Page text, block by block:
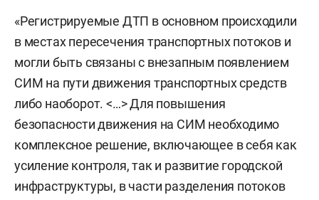
связанную с их использованием, а также
принять ряд мер для обеспечения безопасности
нового транспорта. 27 пунктов дорожной карты
включали в себя мероприятия, охватывающие
конец 2023-го – середину 2024 года, а также
начало 2025-го.
Одному из предписаний дорожной карты
следует, например, постановление
«Регистрируемые ДТП в основном происходили
в местах пересечения транспортных потоков и
могли быть связаны с внезапным появлением
СИМ на пути движения транспортных средств
либо наоборот. <…> Для повышения
безопасности движения на СИМ необходимо
комплексное решение, включающее в себя как
усиление контроля, так и развитие городской
инфраструктуры, в части разделения потоков